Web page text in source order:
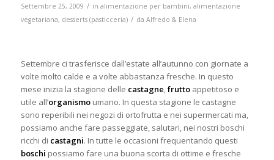
Settembre 25, 2009 / in alimentazione per bambini, alimentazione
vegetariana, desserts (pasticceria) / da Alfredo & Elena
Settembre ci trasferisce dall’estate all’autunno con giornate a
volte molto calde e a volte abbastanza fresche. In questo
mese inizia la stagione delle castagne,fruttoappetitoso e
utile all’organismo umano. In questa stagione le castagne
sono reperibili nei negozi di ortofrutta e nei supermercati ma,
possiamo anche fare passeggiate, salutari, nei nostri boschi
ricchi di castagni. In tutte le occasioni frequentando questi
boschi possiamo fare una buona scorta di ottime e fresche